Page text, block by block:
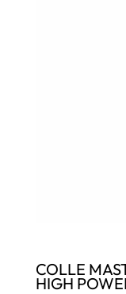
COLLE
HIGH